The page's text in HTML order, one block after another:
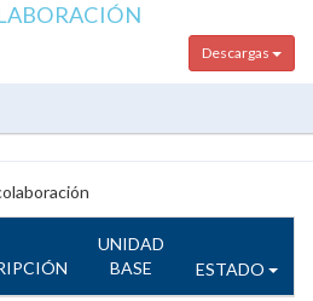
Descargas
UNIDAD
BASE
ESTADO